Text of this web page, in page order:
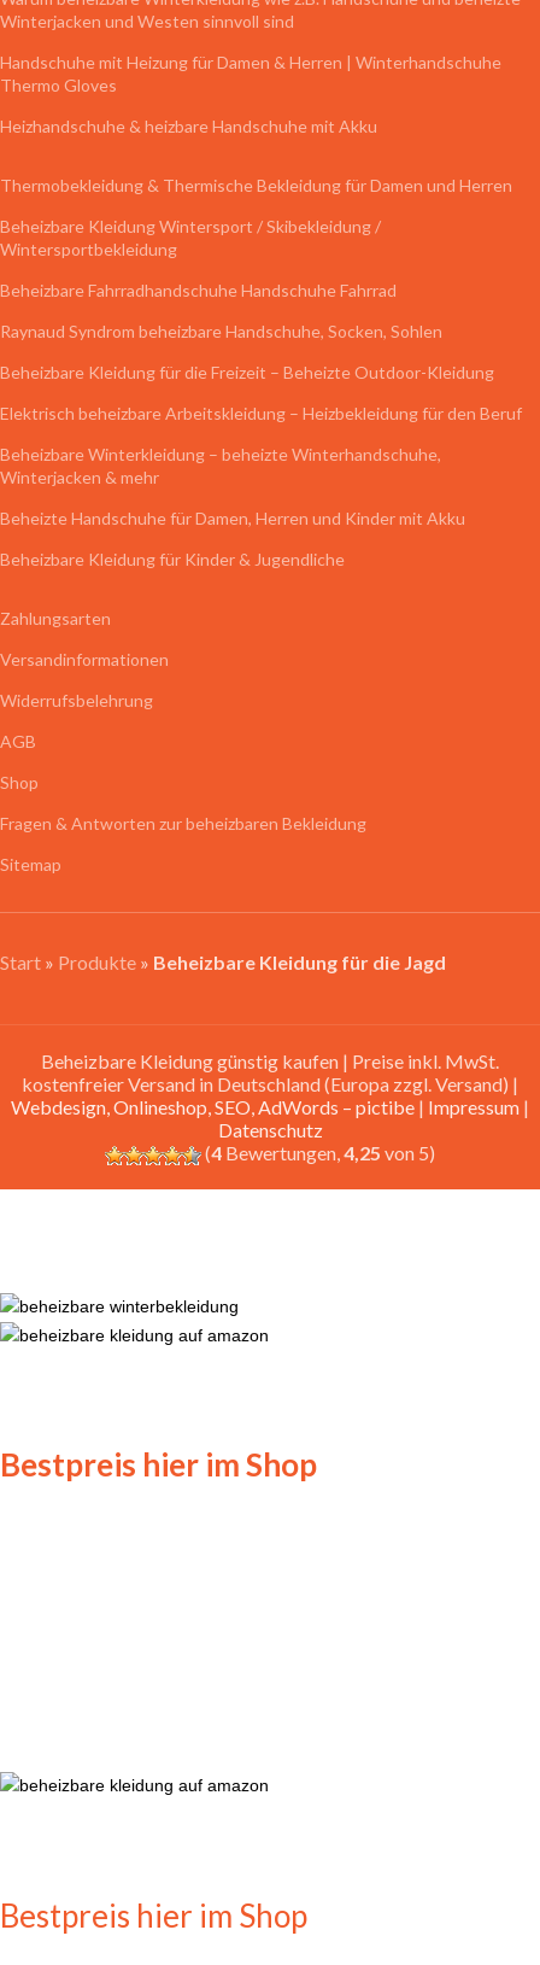
Winterjacken und Westen sinnvoll sind
Handschuhe mit Heizung für Damen & Herren | Winterhandschuhe
Thermo Gloves
Heizhandschuhe & heizbare Handschuhe mit Akku
Thermobekleidung & Thermische Bekleidung für Damen und Herren
Beheizbare Kleidung Wintersport / Skibekleidung /
Wintersportbekleidung
Beheizbare Fahrradhandschuhe Handschuhe Fahrrad
Raynaud Syndrom beheizbare Handschuhe, Socken, Sohlen
Beheizbare Kleidung für die Freizeit – Beheizte Outdoor-Kleidung
Elektrisch beheizbare Arbeitskleidung – Heizbekleidung für den Beruf
Beheizbare Winterkleidung – beheizte Winterhandschuhe,
Winterjacken & mehr
Beheizte Handschuhe für Damen, Herren und Kinder mit Akku
Beheizbare Kleidung für Kinder & Jugendliche
Zahlungsarten
Versandinformationen
Widerrufsbelehrung
AGB
Shop
Fragen & Antworten zur beheizbaren Bekleidung
Sitemap
Start » Produkte » Beheizbare Kleidung für die Jagd
Beheizbare Kleidung günstig kaufen | Preise inkl. MwSt.
kostenfreier Versand in Deutschland (Europa zzgl. Versand) |
Webdesign, Onlineshop, SEO, AdWords – pictibe | Impressum |
Datenschutz
(4 Bewertungen,4,25 von 5)
Bestpreis hier im Shop
Bestpreis hier im Shop